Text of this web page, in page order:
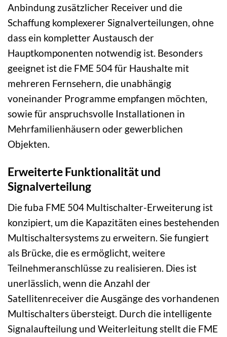
Anbindung zusätzlicher Receiver und die
Schaffung komplexerer Signalverteilungen, ohne
dass ein kompletter Austausch der
Hauptkomponenten notwendig ist. Besonders
geeignet ist die FME 504 für Haushalte mit
mehreren Fernsehern, die unabhängig
voneinander Programme empfangen möchten,
sowie für anspruchsvolle Installationen in
Mehrfamilienhäusern oder gewerblichen
Objekten.
Erweiterte Funktionalität und
Signalverteilung
Die fuba FME 504 Multischalter-Erweiterung ist
konzipiert, um die Kapazitäten eines bestehenden
Multischaltersystems zu erweitern. Sie fungiert
als Brücke, die es ermöglicht, weitere
Teilnehmeranschlüsse zu realisieren. Dies ist
unerlässlich, wenn die Anzahl der
Satellitenreceiver die Ausgänge des vorhandenen
Multischalters übersteigt. Durch die intelligente
Signalaufteilung und Weiterleitung stellt die FME